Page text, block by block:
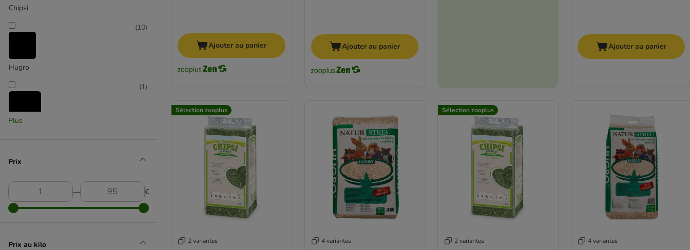
Chipsi
Hugro
(10)
(1)
Kerbl Pet
Plus
Prix
― €
Prix au kilo
Ajouter au panier Ajouter au panier Ajouter au panier
Sélection zooplus
2 variantes 4 variantes
Sélection zooplus
2 variantes 4 variantes